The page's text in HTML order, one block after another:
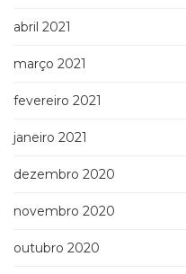
abril 2021
março 2021
fevereiro 2021
janeiro 2021
dezembro 2020
novembro 2020
outubro 2020